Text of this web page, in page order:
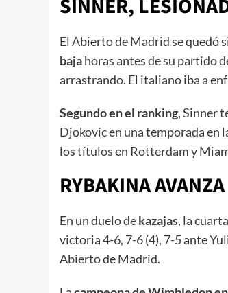
SINNER,
El Abierto de Madrid se quedó
bajahoras antes de su partido
arrastrando. El italiano iba a
Segundo en el ranking, Sinner
Djokovic en una temporada en
los títulos en Rotterdam y
RYBAKINA AVANZA
En un duelo dekazajas, la
victoria 4-6, 7-6 (4), 7-5 ante
Abierto de Madrid.